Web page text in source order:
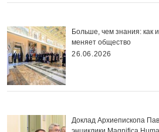
Больше, чем знания: как
меняет общество
26.06.2026
Доклад Архиепископа